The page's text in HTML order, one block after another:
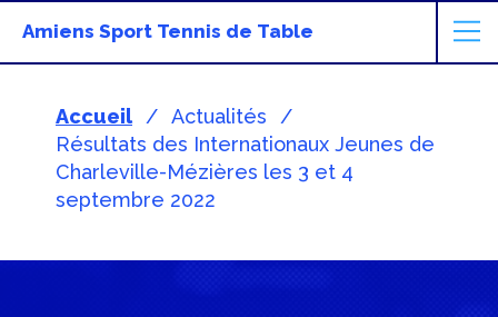
Amiens Sport Tennis de Table
Accueil
Actualités
Résultats des Internationaux Jeunes de
Charleville-Mézières les 3 et 4
septembre 2022